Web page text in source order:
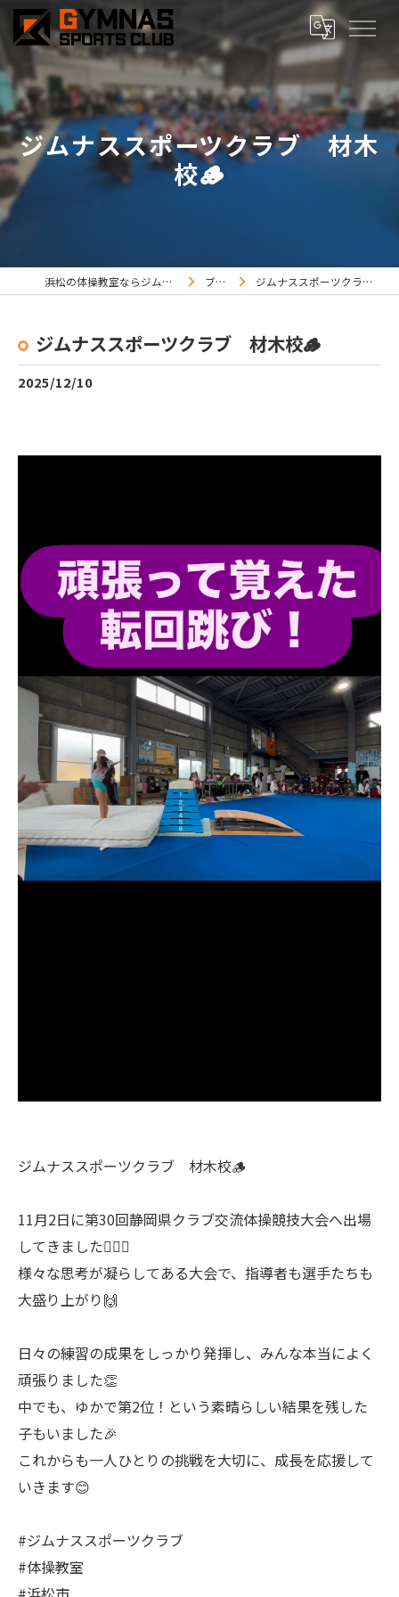
ジムナススポーツクラブ 材木
校🪵
浜松の体操教室ならジムナススポーツ ブログ ジムナススポーツクラブ 材木校🪵
ジムナススポーツクラブ 材木校🪵
2025/12/10
ジムナススポーツクラブ 材木校🪵
11月2日に第30回静岡県クラブ交流体操競技大会へ出場
してきました🤸‍♂️✨
様々な思考が凝らしてある大会で、指導者も選手たちも
大盛り上がり🙌
日々の練習の成果をしっかり発揮し、みんな本当によく
頑張りました👏
中でも、ゆかで第2位！という素晴らしい結果を残した
子もいました🎉
これからも一人ひとりの挑戦を大切に、成長を応援して
いきます😊
#ジムナススポーツクラブ
#体操教室